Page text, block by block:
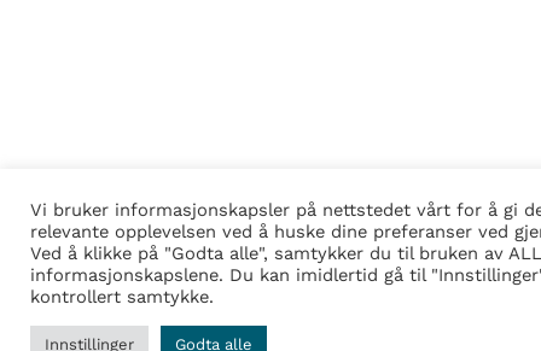
Vi bruker informasjonskapsler på nettstedet vårt for å gi
relevante opplevelsen ved å huske dine preferanser ved
Ved å klikke på "Godta alle", samtykker du til bruken av
informasjonskapslene. Du kan imidlertid gå til
kontrollert samtykke.
Innstillinger Godta alle